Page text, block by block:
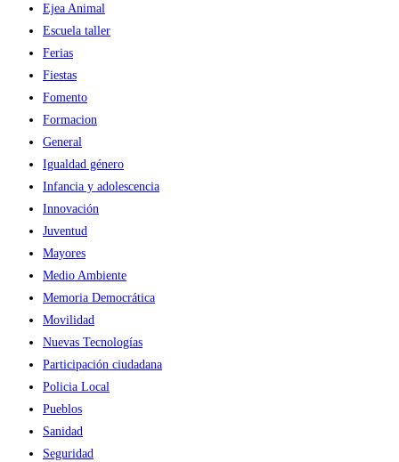
Ejea Animal
Escuela taller
Ferias
Fiestas
Fomento
Formacion
General
Igualdad género
Infancia y adolescencia
Innovación
Juventud
Mayores
Medio Ambiente
Memoria Democrática
Movilidad
Nuevas Tecnologías
Participación ciudadana
Policia Local
Pueblos
Sanidad
Seguridad